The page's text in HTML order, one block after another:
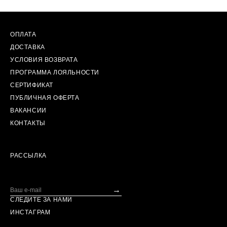
ОПЛАТА
ДОСТАВКА
УСЛОВИЯ ВОЗВРАТА
ПРОГРАММА ЛОЯЛЬНОСТИ
СЕРТИФИКАТ
ПУБЛИЧНАЯ ОФЕРТА
ВАКАНСИИ
КОНТАКТЫ
РАССЫЛКА
→
СЛЕДИТЕ ЗА НАМИ
ИНСТАГРАМ